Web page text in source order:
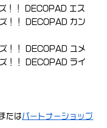
！ DECOPAD エス
！ DECOPAD カン
！ DECOPAD ユメ
！ DECOPAD ライ
またはパートナーショップ